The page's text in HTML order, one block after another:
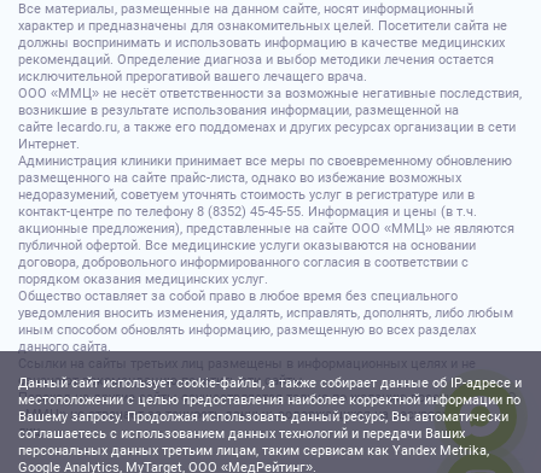
Данный сайт использует cookie-файлы, а также собирает данные об IP-адресе и
местоположении с целью предоставления наиболее корректной информации по
Вашему запросу. Продолжая использовать данный ресурс, Вы автоматически
соглашаетесь с использованием данных технологий и передачи Ваших
персональных данных третьим лицам, таким сервисам как Yandex Metrika,
Google Analytics, MyTarget, ООО «МедРейтинг».
Все материалы, размещенные на данном сайте, носят информационный
характер и предназначены для ознакомительных целей. Посетители сайта не
должны воспринимать и использовать информацию в качестве медицинских
рекомендаций. Определение диагноза и выбор методики лечения остается
исключительной прерогативой вашего лечащего врача.
ООО «ММЦ» не несёт ответственности за возможные негативные последствия,
возникшие в результате использования информации, размещенной на
сайте lecardo.ru, а также его поддоменах и других ресурсах организации в сети
Интернет.
Администрация клиники принимает все меры по своевременному обновлению
размещенного на сайте прайс-листа, однако во избежание возможных
недоразумений, советуем уточнять стоимость услуг в регистратуре или в
контакт-центре по телефону 8 (8352) 45-45-55. Информация и цены (в т.ч.
акционные предложения), представленные на сайте ООО «ММЦ» не являются
публичной офертой. Все медицинские услуги оказываются на основании
договора, добровольного информированного согласия в соответствии с
порядком оказания медицинских услуг.
Общество оставляет за собой право в любое время без специального
уведомления вносить изменения, удалять, исправлять, дополнять, либо любым
иным способом обновлять информацию, размещенную во всех разделах
данного сайта.
означают рекомендацию посетить эти сайты.
Переход на другие сайты осуществляется только по желанию посетителя. ООО
«ММЦ» не отвечает за точность данных, содержащихся на ресурсах третьих
лиц.